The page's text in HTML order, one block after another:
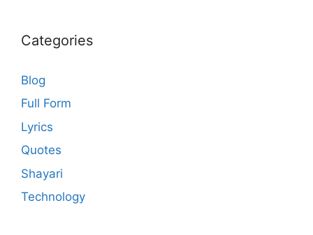
Categories
Blog
Full Form
Lyrics
Quotes
Shayari
Technology